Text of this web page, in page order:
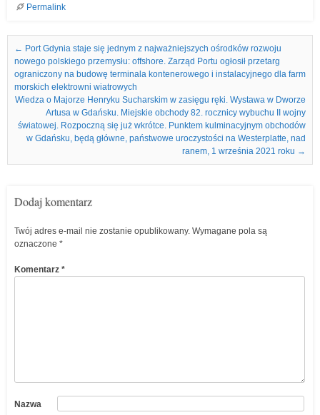
Permalink
Nawigacja we wpisach
← Port Gdynia staje się jednym z najważniejszych ośrodków rozwoju
nowego polskiego przemysłu: offshore. Zarząd Portu ogłosił przetarg
ograniczony na budowę terminala kontenerowego i instalacyjnego dla farm
morskich elektrowni wiatrowych
Wiedza o Majorze Henryku Sucharskim w zasięgu ręki. Wystawa w Dworze
Artusa w Gdańsku. Miejskie obchody 82. rocznicy wybuchu II wojny
światowej. Rozpoczną się już wkrótce. Punktem kulminacyjnym obchodów
w Gdańsku, będą główne, państwowe uroczystości na Westerplatte, nad
ranem, 1 września 2021 roku →
Dodaj komentarz
Twój adres e-mail nie zostanie opublikowany. Wymagane pola są
oznaczone *
Komentarz *
Nazwa